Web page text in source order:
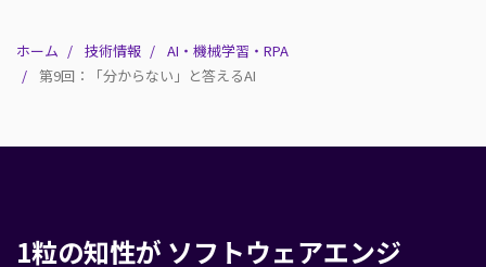
ホーム 技術情報
AI・機械学習・RPA
第9回：「分からない」と答えるAI
1粒の知性が ソフトウェアエンジ